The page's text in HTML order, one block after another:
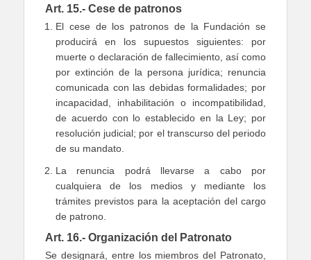
Art. 15.- Cese de patronos
El cese de los patronos de la Fundación se
producirá en los supuestos siguientes: por
muerte o declaración de fallecimiento, así como
por extinción de la persona jurídica; renuncia
comunicada con las debidas formalidades; por
incapacidad, inhabilitación o incompatibilidad,
de acuerdo con lo establecido en la Ley; por
resolución judicial; por el transcurso del periodo
de su mandato.
La renuncia podrá llevarse a cabo por
cualquiera de los medios y mediante los
trámites previstos para la aceptación del cargo
de patrono.
Art. 16.- Organización del Patronato
Se designará, entre los miembros del Patronato,